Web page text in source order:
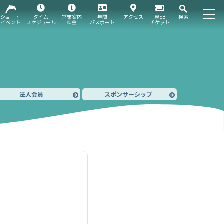
WEB
チケット
検索
ショー・
イベント
タイム
スケジュール
営業案内
料金
年間
パスポート
アクセス
法人会員 スポンサーシップ